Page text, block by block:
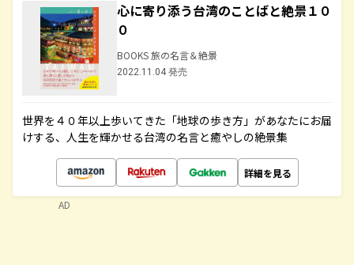
心に寄り添う台湾のことばと絶景１０
０
BOOKS 旅の名言＆絶景
2022.11.04 発売
世界を４０年以上歩いてきた「地球の歩き方」があなたにお届
けする、人生を輝かせる台湾の名言と癒やしの絶景集
詳細を見る
AD